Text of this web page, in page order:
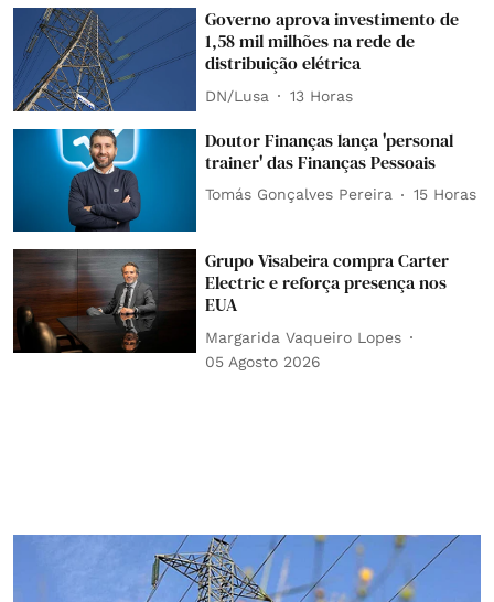
Governo aprova investimento de
1,58 mil milhões na rede de
distribuição elétrica
DN/Lusa 13 Horas
Doutor Finanças lança 'personal
trainer' das Finanças Pessoais
Tomás Gonçalves Pereira 15 Horas
Grupo Visabeira compra Carter
Electric e reforça presença nos
EUA
Margarida Vaqueiro Lopes
05 Agosto 2026